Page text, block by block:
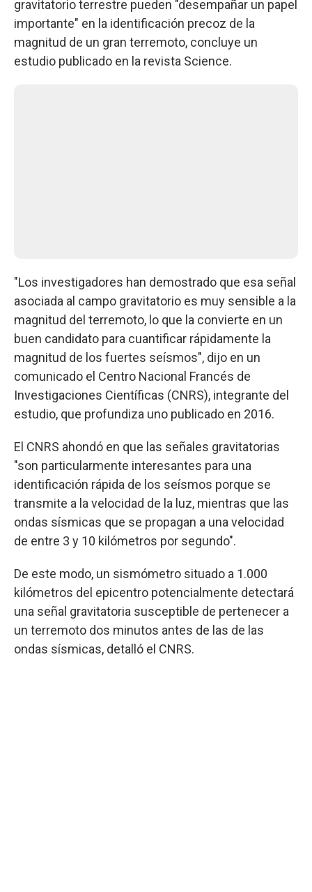
gravitatorio terrestre pueden "desempañar un papel
importante" en la identificación precoz de la
magnitud de un gran terremoto, concluye un
estudio publicado en la revista Science.
"Los investigadores han demostrado que esa señal
asociada al campo gravitatorio es muy sensible a la
magnitud del terremoto, lo que la convierte en un
buen candidato para cuantificar rápidamente la
magnitud de los fuertes seísmos", dijo en un
comunicado el Centro Nacional Francés de
Investigaciones Científicas (CNRS), integrante del
estudio, que profundiza uno publicado en 2016.
El CNRS ahondó en que las señales gravitatorias
"son particularmente interesantes para una
identificación rápida de los seísmos porque se
transmite a la velocidad de la luz, mientras que las
ondas sísmicas que se propagan a una velocidad
de entre 3 y 10 kilómetros por segundo".
De este modo, un sismómetro situado a 1.000
kilómetros del epicentro potencialmente detectará
una señal gravitatoria susceptible de pertenecer a
un terremoto dos minutos antes de las de las
ondas sísmicas, detalló el CNRS.